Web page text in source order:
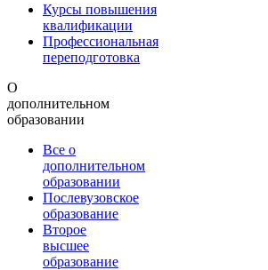
Курсы повышения
квалификации
Профессиональная
переподготовка
О
дополнительном
образовании
Все о
дополнительном
образовании
Послевузовское
образование
Второе
высшее
образование